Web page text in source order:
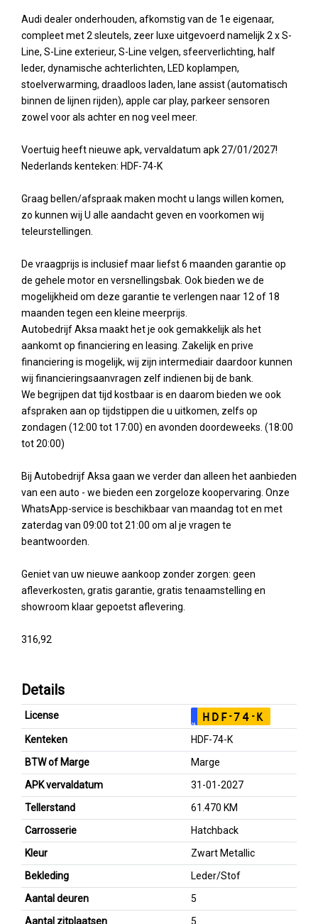
Audi dealer onderhouden, afkomstig van de 1e eigenaar,
compleet met 2 sleutels, zeer luxe uitgevoerd namelijk 2 x S-
Line, S-Line exterieur, S-Line velgen, sfeerverlichting, half
leder, dynamische achterlichten, LED koplampen,
stoelverwarming, draadloos laden, lane assist (automatisch
binnen de lijnen rijden), apple car play, parkeer sensoren
zowel voor als achter en nog veel meer.
Voertuig heeft nieuwe apk, vervaldatum apk 27/01/2027!
Nederlands kenteken: HDF-74-K
Graag bellen/afspraak maken mocht u langs willen komen,
zo kunnen wij U alle aandacht geven en voorkomen wij
teleurstellingen.
De vraagprijs is inclusief maar liefst 6 maanden garantie op
de gehele motor en versnellingsbak. Ook bieden we de
mogelijkheid om deze garantie te verlengen naar 12 of 18
maanden tegen een kleine meerprijs.
Autobedrijf Aksa maakt het je ook gemakkelijk als het
aankomt op financiering en leasing. Zakelijk en prive
financiering is mogelijk, wij zijn intermediair daardoor kunnen
wij financieringsaanvragen zelf indienen bij de bank.
We begrijpen dat tijd kostbaar is en daarom bieden we ook
afspraken aan op tijdstippen die u uitkomen, zelfs op
zondagen (12:00 tot 17:00) en avonden doordeweeks. (18:00
tot 20:00)
Bij Autobedrijf Aksa gaan we verder dan alleen het aanbieden
van een auto - we bieden een zorgeloze koopervaring. Onze
WhatsApp-service is beschikbaar van maandag tot en met
zaterdag van 09:00 tot 21:00 om al je vragen te
beantwoorden.
Geniet van uw nieuwe aankoop zonder zorgen: geen
afleverkosten, gratis garantie, gratis tenaamstelling en
showroom klaar gepoetst aflevering.
316,92
Details
License
NL HDF-74-K
Kenteken
HDF-74-K
BTW of Marge
Marge
APK vervaldatum
31-01-2027
Tellerstand
61.470 KM
Carrosserie
Hatchback
Kleur
Zwart Metallic
Bekleding
Leder/Stof
Aantal deuren
5
Aantal zitplaatsen
5